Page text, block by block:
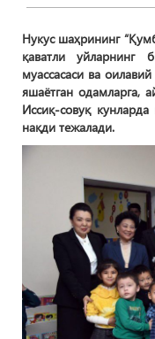
Нукус шаҳрининг
қаватли уйларнинг
муассасаси ва
яшаётган одамларга,
Иссиқ-совуқ
нақди тежалади.